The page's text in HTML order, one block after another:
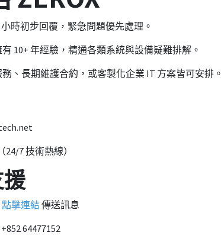
小時初步回覆，緊急問題優先處理。
10+ 年經驗，精通各類系統與設備疑難排解。
務、長期維護合約，或客製化企業 IT 方案皆可安排。
24/7 技術熱線）
點擊連結傳送訊息
+852 64477152